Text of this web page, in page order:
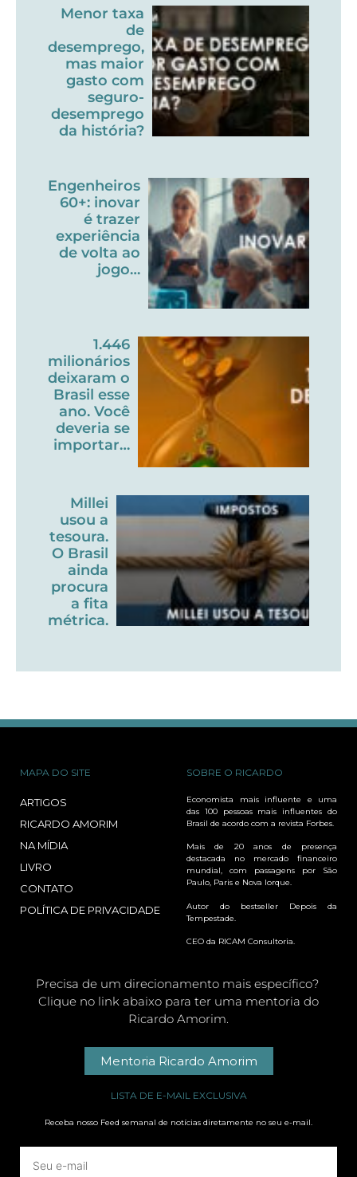
Menor taxa
de
desemprego,
mas maior
gasto com
seguro-
desemprego
da história?
Engenheiros
60+: inovar
é trazer
experiência
de volta ao
jogo…
1.446
milionários
deixaram o
Brasil esse
ano. Você
deveria se
importar…
Millei
usou a
tesoura.
O Brasil
ainda
procura
a fita
métrica.
MAPA DO SITE
ARTIGOS
RICARDO AMORIM
NA MÍDIA
LIVRO
CONTATO
POLÍTICA DE PRIVACIDADE
SOBRE O RICARDO
Economista mais influente e uma
das 100 pessoas mais influentes do
Brasil de acordo com a revista Forbes.
Mais de 20 anos de presença
destacada no mercado financeiro
mundial, com passagens por São
Paulo, Paris e Nova Iorque.
Autor do bestseller Depois da
Tempestade.
CEO da RICAM Consultoria.
Precisa de um direcionamento mais específico?
Clique no link abaixo para ter uma mentoria do
Ricardo Amorim.
Mentoria Ricardo Amorim
LISTA DE E-MAIL EXCLUSIVA
Receba nosso Feed semanal de notícias diretamente no seu e-mail.